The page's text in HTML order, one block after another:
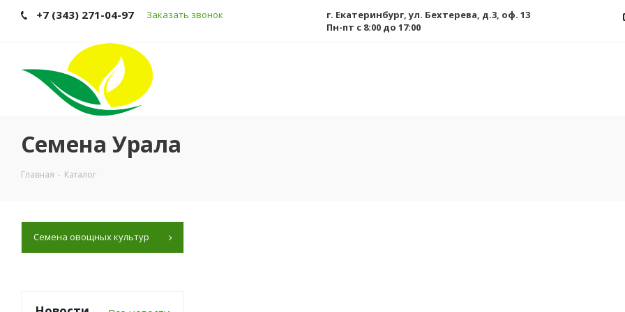
+7 (343) 271-04-97 Заказать звонок
г. Екатеринбург, ул. Бехтерева, д.3, оф. 13
Пн-пт с 8:00 до 17:00
Семена Урала
Главная - Каталог
Семена овощных культур